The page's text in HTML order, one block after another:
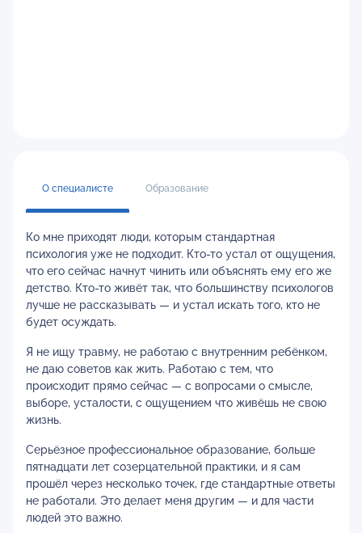
О специалисте Образование
Ко мне приходят люди, которым стандартная
психология уже не подходит. Кто-то устал от ощущения,
что его сейчас начнут чинить или объяснять ему его же
детство. Кто-то живёт так, что большинству психологов
лучше не рассказывать — и устал искать того, кто не
будет осуждать.
Я не ищу травму, не работаю с внутренним ребёнком,
не даю советов как жить. Работаю с тем, что
происходит прямо сейчас — с вопросами о смысле,
выборе, усталости, с ощущением что живёшь не свою
жизнь.
Серьёзное профессиональное образование, больше
пятнадцати лет созерцательной практики, и я сам
прошёл через несколько точек, где стандартные ответы
не работали. Это делает меня другим — и для части
людей это важно.